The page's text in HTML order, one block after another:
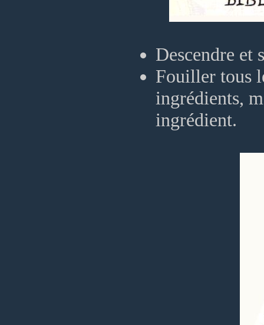
Descendre et
Fouiller tous
ingrédients,
ingrédient.